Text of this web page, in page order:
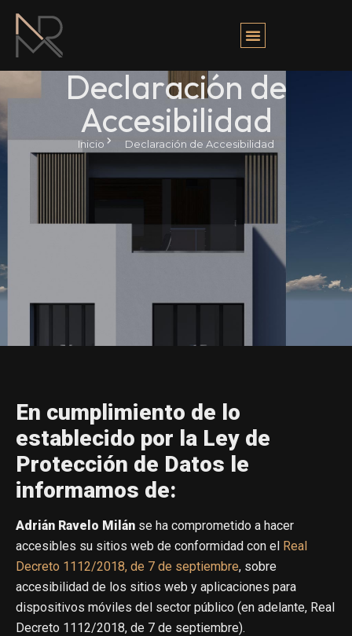
Declaración de
Accesibilidad
Inicio Declaración de Accesibilidad
En cumplimiento de lo
establecido por la Ley de
Protección de Datos le
informamos de:
Adrián Ravelo Milán se ha comprometido a hacer
accesibles su sitios web de conformidad con el Real
Decreto 1112/2018, de 7 de septiembre, sobre
accesibilidad de los sitios web y aplicaciones para
dispositivos móviles del sector público (en adelante, Real
Decreto 1112/2018, de 7 de septiembre).